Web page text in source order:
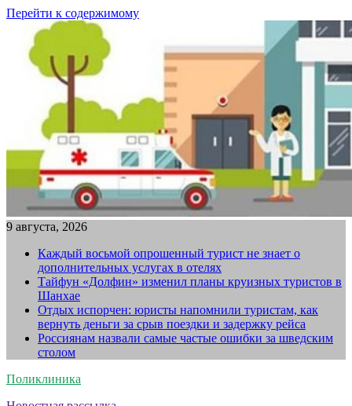
Перейти к содержимому
9 августа, 2026
Каждый восьмой опрошенный турист не знает о
дополнительных услугах в отелях
Тайфун «Долфин» изменил планы круизных туристов в
Шанхае
Отдых испорчен: юристы напомнили туристам, как
вернуть деньги за срыв поездки и задержку рейса
Россиянам назвали самые частые ошибки за шведским
столом
Поликлиника